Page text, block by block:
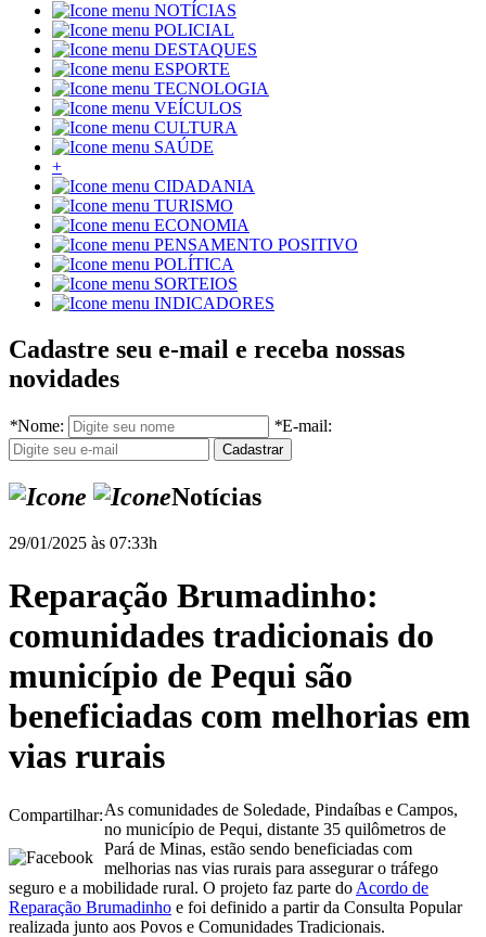
NOTÍCIAS
POLICIAL
DESTAQUES
ESPORTE
TECNOLOGIA
VEÍCULOS
CULTURA
SAÚDE
+
CIDADANIA
TURISMO
ECONOMIA
PENSAMENTO POSITIVO
POLÍTICA
SORTEIOS
INDICADORES
Cadastre seu e-mail e receba nossas
novidades
*Nome: *E-mail:
Notícias
29/01/2025 às 07:33h
Reparação Brumadinho:
comunidades tradicionais do
município de Pequi são
beneficiadas com melhorias em
vias rurais
Compartilhar:As comunidades de Soledade, Pindaíbas e Campos,
no município de Pequi, distante 35 quilômetros de
Pará de Minas, estão sendo beneficiadas com
melhorias nas vias rurais para assegurar o tráfego
seguro e a mobilidade rural. O projeto faz parte do Acordo de
Reparação Brumadinho e foi definido a partir da Consulta Popular
realizada junto aos Povos e Comunidades Tradicionais.